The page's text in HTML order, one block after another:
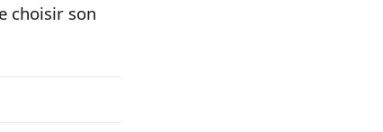
choisir son